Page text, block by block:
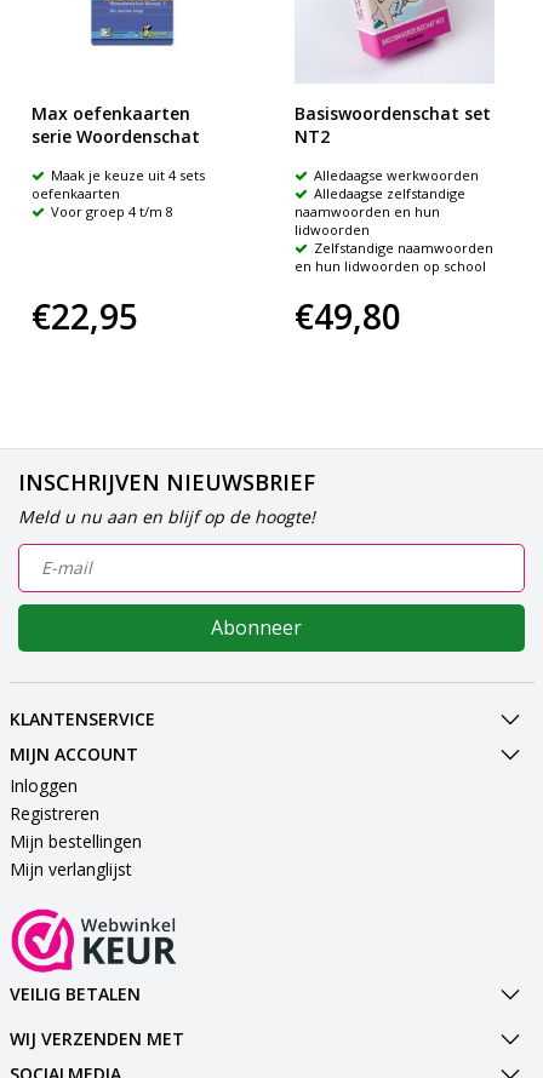
Max oefenkaarten
serie Woordenschat
Maak je keuze uit 4 sets
oefenkaarten
Voor groep 4 t/m 8
€22,95
Basiswoordenschat set
NT2
Alledaagse werkwoorden
Alledaagse zelfstandige
naamwoorden en hun
lidwoorden
Zelfstandige naamwoorden
en hun lidwoorden op school
€49,80
INSCHRIJVEN NIEUWSBRIEF
Meld u nu aan en blijf op de hoogte!
Abonneer
KLANTENSERVICE
MIJN ACCOUNT
Inloggen
Registreren
Mijn bestellingen
Mijn verlanglijst
VEILIG BETALEN
WIJ VERZENDEN MET
SOCIALMEDIA